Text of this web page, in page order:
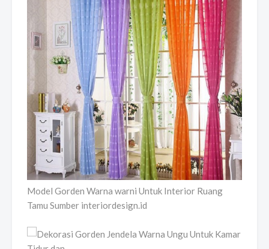
Model Gorden Warna warni Untuk Interior Ruang
Tamu Sumber interiordesign.id